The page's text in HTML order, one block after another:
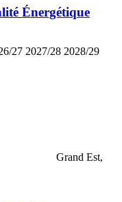
Énergétique
27 2027/28 2028/29
Grand Est,